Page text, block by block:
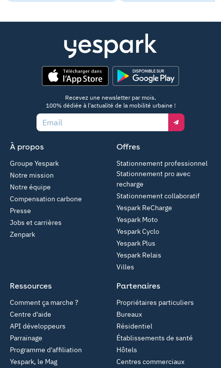
Recevez une newsletter par mois,
100% dédiée à l'actualité de la mobilité urbaine !
À propos
Groupe Yespark
Notre mission
Notre équipe
Compensation carbone
Presse
Jobs et carrières
Zenpark
Offres
Stationnement professionnel
Stationnement pro avec
recharge
Stationnement collaboratif
Yespark ReCharge
Yespark Moto
Yespark Cyclo
Yespark Plus
Yespark Relais
Villes
Partenaires
Propriétaires particuliers
Bureaux
Résidentiel
Établissements de santé
Hôtels
Centres commerciaux
Ressources
Comment ça marche ?
Centre d'aide
API développeurs
Parrainage
Programme d'affiliation
Yespark, le Mag